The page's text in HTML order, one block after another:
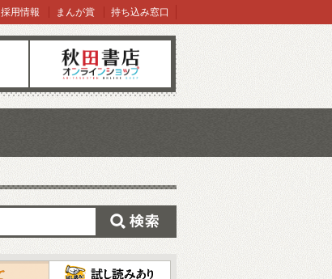
オンラインショップ
採用情報 まんが賞 持ち込み窓口